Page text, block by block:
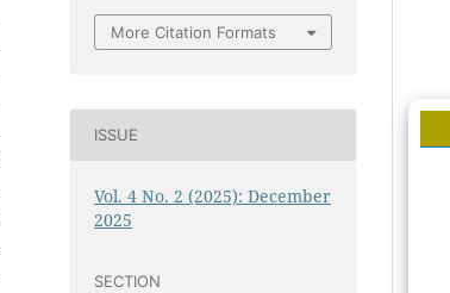
More Citation Formats
ISSUE
Vol. 4 No. 2 (2025): December
2025
SECTION